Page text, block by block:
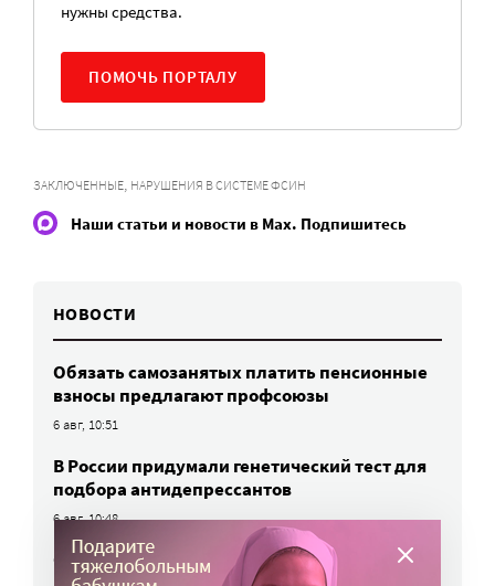
нужны средства.
ПОМОЧЬ ПОРТАЛУ
ЗАКЛЮЧЕННЫЕ, НАРУШЕНИЯ В СИСТЕМЕ ФСИН
Наши статьи и новости в Max. Подпишитесь
НОВОСТИ
Обязать самозанятых платить пенсионные
взносы предлагают профсоюзы
6 авг, 10:51
В России придумали генетический тест для
подбора антидепрессантов
6 авг, 10:48
Сборы в школу подорожали, но остались